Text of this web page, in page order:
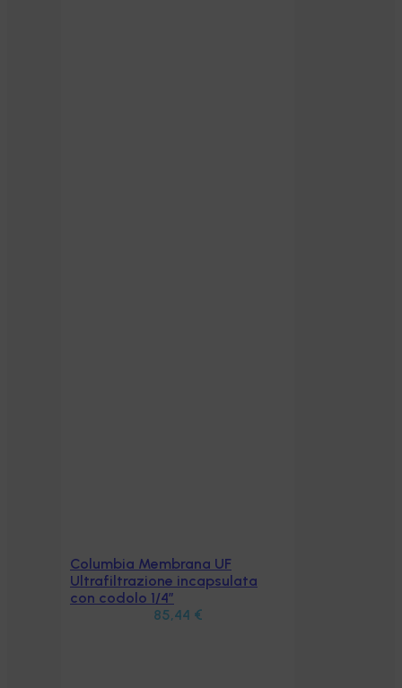
Aggiungi al carrello
Columbia Membrana UF
Ultrafiltrazione incapsulata
con codolo 1/4”
85,44 €